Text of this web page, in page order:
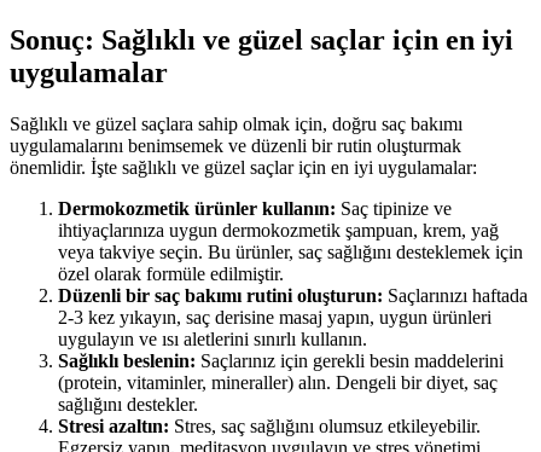
Sonuç: Sağlıklı ve güzel saçlar için en iyi
uygulamalar
Sağlıklı ve güzel saçlara sahip olmak için, doğru saç bakımı
uygulamalarını benimsemek ve düzenli bir rutin oluşturmak
önemlidir. İşte sağlıklı ve güzel saçlar için en iyi uygulamalar:
Dermokozmetik ürünler kullanın: Saç tipinize ve
ihtiyaçlarınıza uygun dermokozmetik şampuan, krem, yağ
veya takviye seçin. Bu ürünler, saç sağlığını desteklemek için
özel olarak formüle edilmiştir.
Düzenli bir saç bakımı rutini oluşturun: Saçlarınızı haftada
2-3 kez yıkayın, saç derisine masaj yapın, uygun ürünleri
uygulayın ve ısı aletlerini sınırlı kullanın.
Sağlıklı beslenin: Saçlarınız için gerekli besin maddelerini
(protein, vitaminler, mineraller) alın. Dengeli bir diyet, saç
sağlığını destekler.
Stresi azaltın: Stres, saç sağlığını olumsuz etkileyebilir.
Egzersiz yapın, meditasyon uygulayın ve stres yönetimi